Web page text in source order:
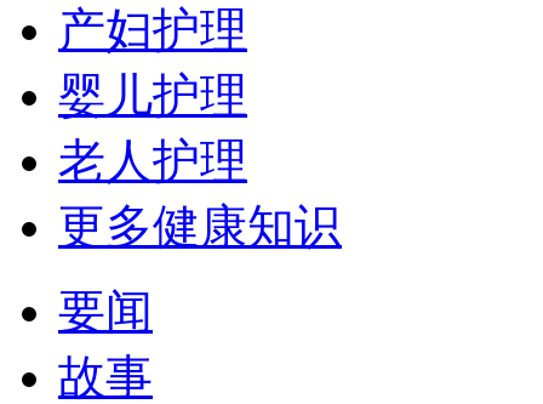
产妇护理
婴儿护理
老人护理
更多健康知识
要闻
故事